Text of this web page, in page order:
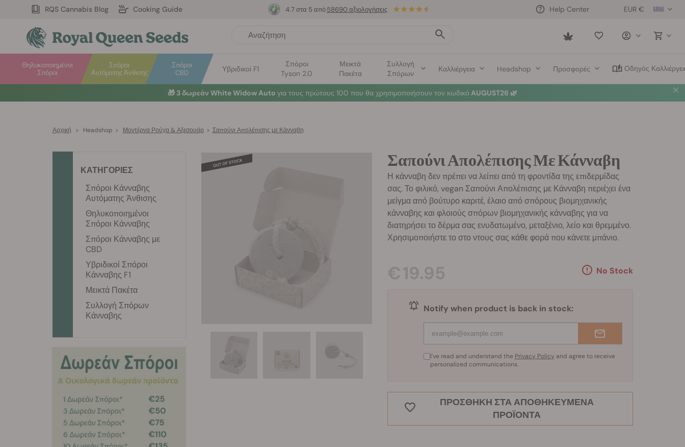
RQS Cannabis Blog Cooking Guide EUR €
Help Center
Saved
Σπόροι
Αυτόματης Άνθισης
Θηλυκοποιημένοι
Σπόροι
Σπόροι
CBD
Υβριδικοί F1
Σπόροι
Tyson 2.0
Μεικτά
Πακέτα
Συλλογή
Σπόρων
Καλλιέργεια Headshop Προσφορές Οδηγός
4.7 στα 5 από 58690 αξιολογήσεις
🎁 3 δωρεάν White Widow Auto για τους πρώτους 100 που θα χρησιμοποιήσουν τον κωδικό AUGUST26 🌿
Αρχική > Headshop > Μοντέρνα Ρούχα & Αξεσουάρ > Σαπούνι Απολέπισης με Κάνναβη
Σαπούνι Απολέπισης Με Κάνναβη
Η κάνναβη δεν πρέπει να λείπει από τη φροντίδα της επιδερμίδας
σας. Το φιλικό, vegan Σαπούνι Απολέπισης με Κάνναβη περιέχει ένα
μείγμα από βούτυρο καριτέ, έλαιο από σπόρους βιομηχανικής
κάνναβης και φλοιούς σπόρων βιομηχανικής κάνναβης για να
διατηρήσει το δέρμα σας ενυδατωμένο, μεταξένιο, λείο και θρεμμένο.
Χρησιμοποιήστε το στο ντους σας κάθε φορά που κάνετε μπάνιο.
No Stock
Notify when product is back in stock:
I've read and understand the Privacy Policy and agree to receive
personalized communications.
ΠΡΟΣΘΉΚΗ ΣΤΑ ΑΠΟΘΗΚΕΥΜΈΝΑ
ΠΡΟΪΌΝΤΑ
ΚΑΤΗΓΟΡΙΕΣ
Σπόροι Κάνναβης
Αυτόματης Άνθισης
Θηλυκοποιημένοι
Σπόροι Κάνναβης
Σπόροι Κάνναβης με
CBD
Υβριδικοί Σπόροι
Κάνναβης F1
Μεικτά Πακέτα
Συλλογή Σπόρων
Κάνναβης